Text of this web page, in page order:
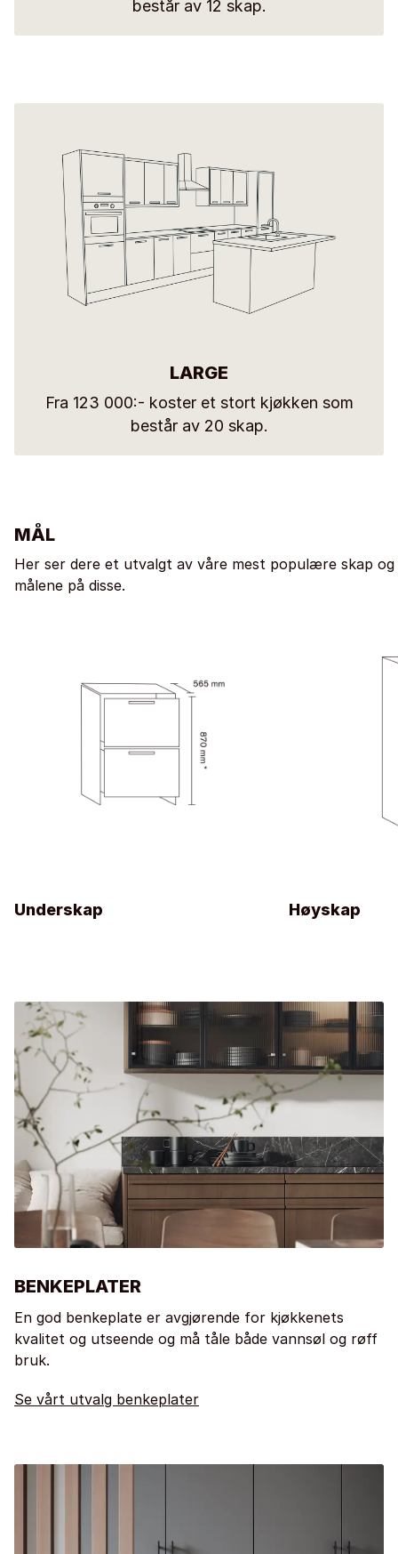
består av 12 skap.
LARGE
Fra 123 000:- koster et stort kjøkken som
består av 20 skap.
MÅL
Her ser dere et utvalgt av våre mest populære skap og
målene på disse.
Underskap Høyskap
BENKEPLATER
En god benkeplate er avgjørende for kjøkkenets
kvalitet og utseende og må tåle både vannsøl og røff
bruk.
Se vårt utvalg benkeplater